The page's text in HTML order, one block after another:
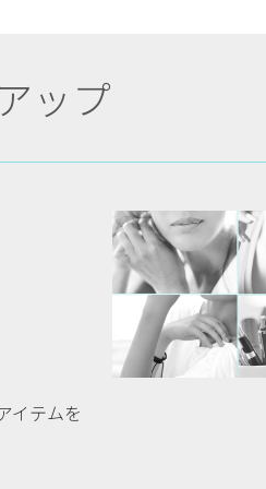
ップ
イテムを